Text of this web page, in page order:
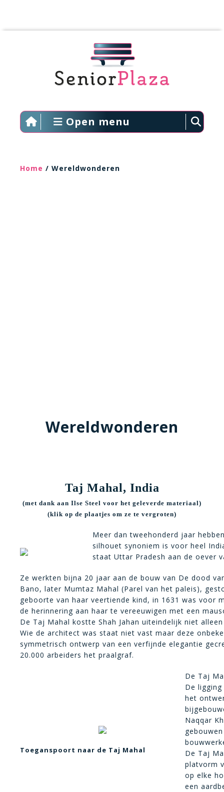
Open menu
Home / Wereldwonderen
Wereldwonderen
Taj Mahal, India
(met dank aan Ilse Steel voor het geleverde materiaal)
(klik op de plaatjes om ze te vergroten)
Meer dan tweehonderd jaar
silhouet synoniem is voor heel
staat Uttar Pradesh aan de oever
Ze werkten bijna 20 jaar aan de bouw van De dood
Bano, later Mumtaz Mahal (Parel van het paleis),
geboorte van haar veertiende kind, in 1631 was voor
de herinnering aan haar te vereeuwigen met een
De Taj Mahal kostte Shah Jahan uiteindelijk niet
Wie de architect was staat niet vast maar deze
symmetrisch ontwerp van een verfijnde elegantie
20.000 arbeiders het praalgraf.
Toeganspoort naar de Taj Mahal
De Taj
De
het
Naqqar
De Taj
platvorm
op elke
een